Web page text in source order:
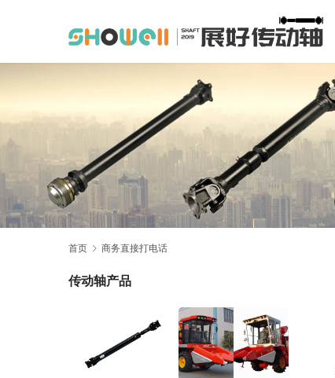
首页 商务直接打电话
传动轴产品